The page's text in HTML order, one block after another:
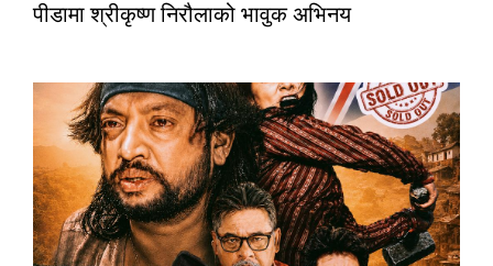
पीडामा श्रीकृष्ण निरौलाको भावुक अभिनय